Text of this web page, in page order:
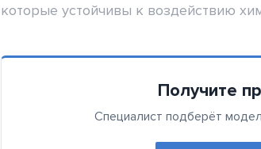
которые устойчивы к воздействию
Получите
Специалист подберёт